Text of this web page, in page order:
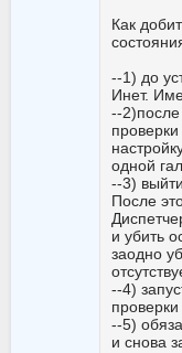
Как
--1) до
Инет.
--2)после
одной
--3)
После
и убить
заодно
--4)
--5)
и снова